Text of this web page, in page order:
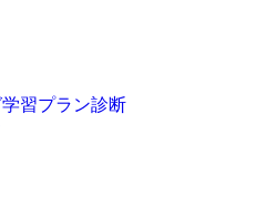
習プラン診断